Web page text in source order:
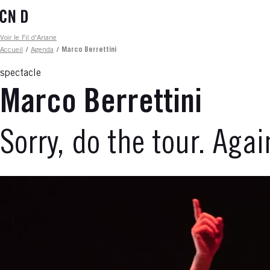
au
principal
Fil d'ariane
Voir le Fil d'Ariane
Accueil
/ Agenda / Marco Berrettini
spectacle
Marco Berrettini
Sorry, do the tour.